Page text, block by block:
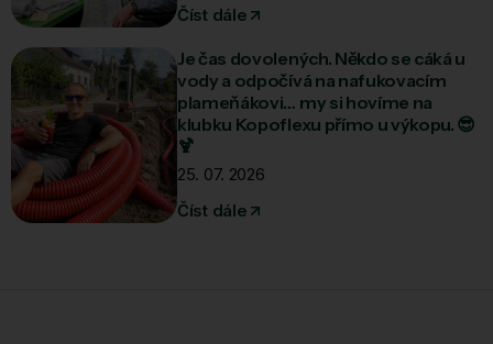
Číst dále
Je čas dovolených. Někdo se cáká u
vody a odpočívá na nafukovacím
plameňákovi… my si hovíme na
klubku Kopoflexu přímo u výkopu. 😎
🍹
25. 07. 2026
Číst dále